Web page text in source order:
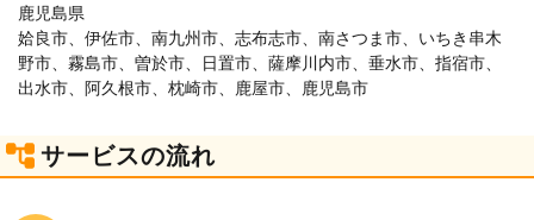
鹿児島県
姶良市、伊佐市、南九州市、志布志市、南さつま市、いちき串木
野市、霧島市、曽於市、日置市、薩摩川内市、垂水市、指宿市、
出水市、阿久根市、枕崎市、鹿屋市、鹿児島市
サービスの流れ